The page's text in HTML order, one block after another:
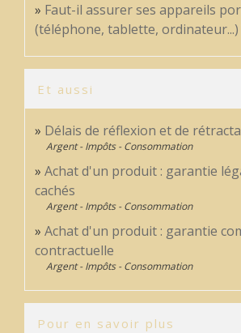
Faut-il assurer ses appareils
(téléphone, tablette, ordinateur...)
Et aussi
Délais de réflexion et de
Argent - Impôts - Consommation
Achat d'un produit : garantie
cachés
Argent - Impôts - Consommation
Achat d'un produit : garantie
contractuelle
Argent - Impôts - Consommation
Pour en savoir plus